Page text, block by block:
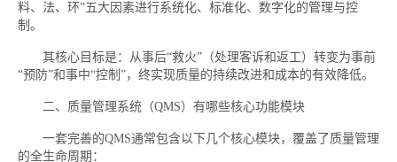
料、法、环”五大因素进行系统化、标准化、数字化的管理与控
制。
其核心目标是：从事后“救火”（处理客诉和返工）转变为事前
“预防”和事中“控制”，终实现质量的持续改进和成本的有效降低。
二、质量管理系统（QMS）有哪些核心功能模块
一套完善的QMS通常包含以下几个核心模块，覆盖了质量管理
的全生命周期：